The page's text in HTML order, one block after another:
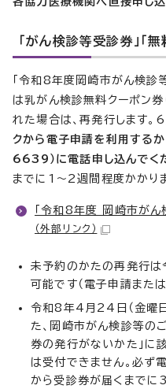
「がん検診等受診券」「
「令和8年度岡崎市がん検診
は乳がん検診無料クーポン券
れた場合は、再発行します。
クから電子申請を利用する
6639）に電話申し込んでく
までに1～2週間程度かかりま
「令和8年度 岡崎市がん
（外部リンク）
未予約のかたの再発行は
可能です（電子申請または
令和8年4月24日（金曜
た、岡崎市がん検診等の
券の発行がないかた」に
は受付できません。必ず
から受診券が届くまでに